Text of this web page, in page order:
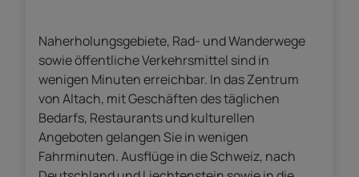
Naherholungsgebiete, Rad- und Wanderwege
sowie öffentliche Verkehrsmittel sind in
wenigen Minuten erreichbar. In das Zentrum
von Altach, mit Geschäften des täglichen
Bedarfs, Restaurants und kulturellen
Angeboten gelangen Sie in wenigen
Fahrminuten. Ausflüge in die Schweiz, nach